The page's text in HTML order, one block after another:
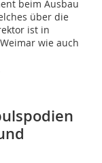
beim Ausbau
über die
ist in
wie auch